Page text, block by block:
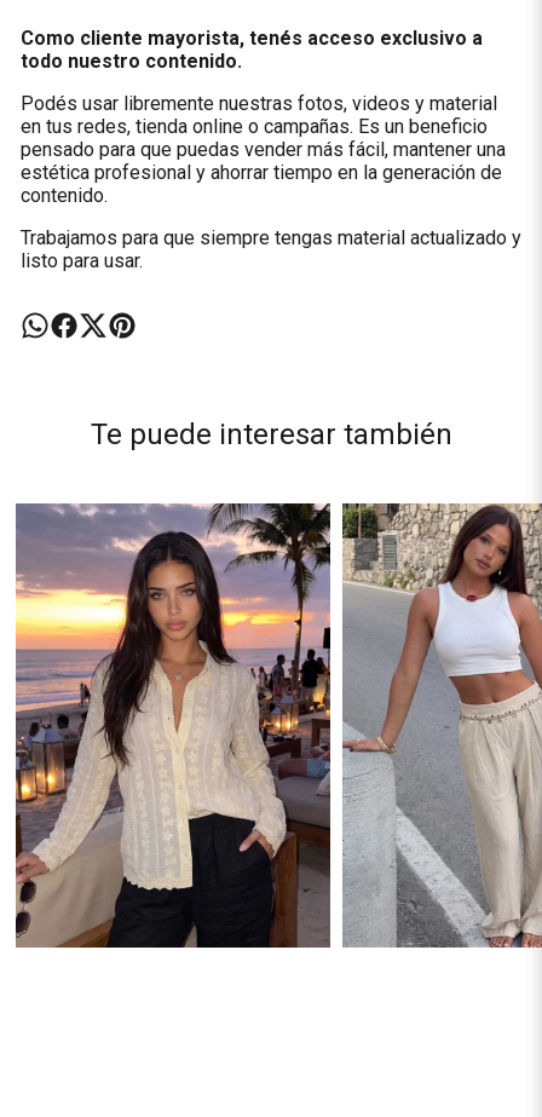
Como cliente mayorista, tenés acceso exclusivo a
todo nuestro contenido.
Podés usar libremente nuestras fotos, videos y material
en tus redes, tienda online o campañas. Es un beneficio
pensado para que puedas vender más fácil, mantener una
estética profesional y ahorrar tiempo en la generación de
contenido.
Trabajamos para que siempre tengas material actualizado y
listo para usar.
Te puede interesar también